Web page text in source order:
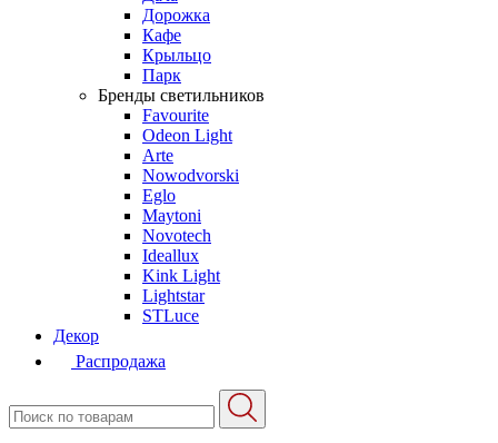
Дорожка
Кафе
Крыльцо
Парк
Бренды светильников
Favourite
Odeon Light
Arte
Nowodvorski
Eglo
Maytoni
Novotech
Ideallux
Kink Light
Lightstar
STLuce
Декор
Распродажа